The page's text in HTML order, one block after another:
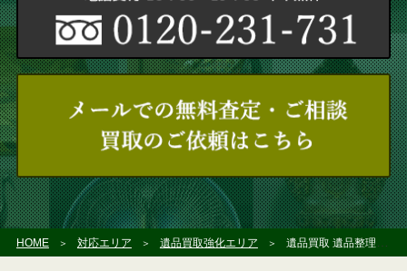
HOME 対応エリア 遺品買取強化エリア 遺品買取 遺品整理 座間市